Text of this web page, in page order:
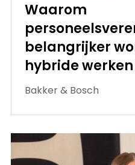
Waarom
belangrijker
hybride werken
Bakker & Bosch